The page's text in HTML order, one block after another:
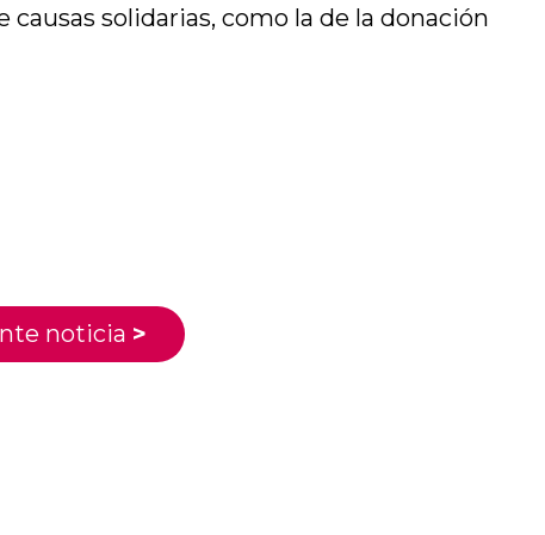
solidarias, como la de la donación
noticia >